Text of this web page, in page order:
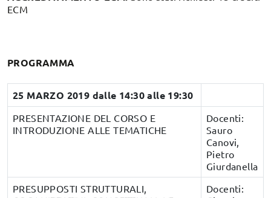
ECM
PROGRAMMA
25 MARZO 2019 dalle 14:30 alle 19:30
PRESENTAZIONE DEL CORSO E
INTRODUZIONE ALLE TEMATICHE
Docenti:
Sauro
Canovi,
Pietro
Giurdanella
PRESUPPOSTI STRUTTURALI,
Docenti: